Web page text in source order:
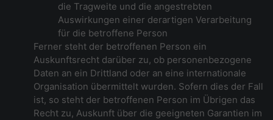
die Tragweite und die angestrebten
Auswirkungen einer derartigen Verarbeitung
für die betroffene Person
Ferner steht der betroffenen Person ein
Auskunftsrecht darüber zu, ob personenbezogene
Daten an ein Drittland oder an eine internationale
Organisation übermittelt wurden. Sofern dies der Fall
ist, so steht der betroffenen Person im Übrigen das
Recht zu, Auskunft über die geeigneten Garantien im